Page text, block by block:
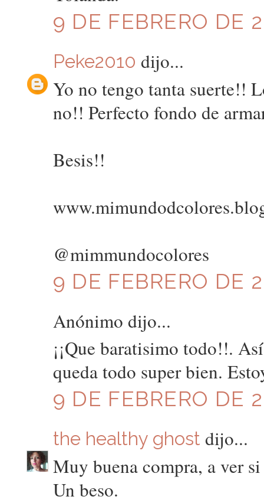
9 DE FEBRERO DE
Peke2010 dijo...
Yo no tengo tanta suerte!!
no!! Perfecto fondo de
Besis!!
@mimmundocolores
9 DE FEBRERO DE
Anónimo dijo...
¡¡Que baratisimo todo!!.
queda todo super bien.
9 DE FEBRERO DE
the healthy ghost dijo...
Muy buena compra, a ver
Un beso.